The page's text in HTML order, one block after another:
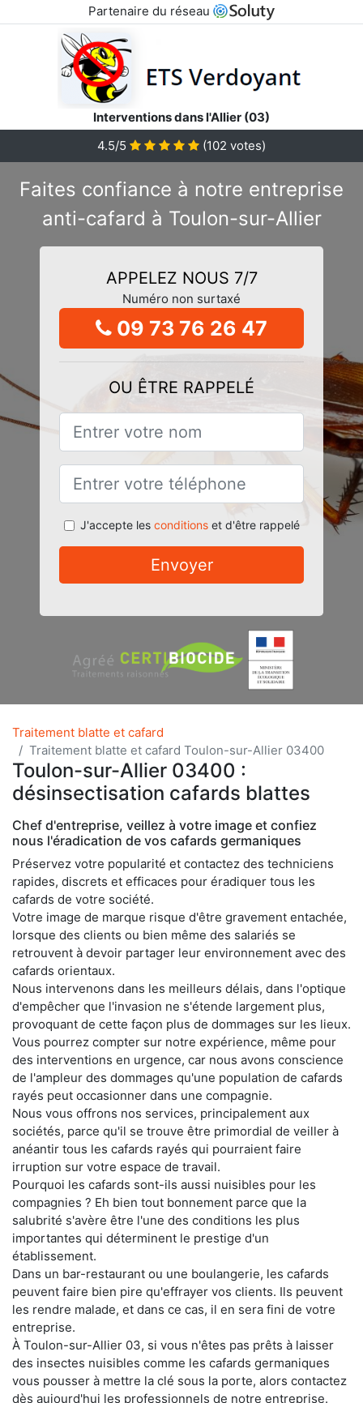
Partenaire du réseau
Interventions dans l'Allier (03)
4.5/5
(102 votes)
Faites confiance à notre entreprise
anti-cafard à Toulon-sur-Allier
APPELEZ NOUS 7/7
Numéro non surtaxé
09 73 76 26 47
OU ÊTRE RAPPELÉ
J'accepte les conditionset d'être rappelé
Envoyer
Traitement blatte et cafard
Traitement blatte et cafard Toulon-sur-Allier 03400
Toulon-sur-Allier 03400 :
désinsectisation cafards blattes
Chef d'entreprise, veillez à votre image et confiez
nous l'éradication de vos cafards germaniques
Préservez votre popularité et contactez des techniciens
rapides, discrets et efficaces pour éradiquer tous les
cafards de votre société.
Votre image de marque risque d'être gravement entachée,
lorsque des clients ou bien même des salariés se
retrouvent à devoir partager leur environnement avec des
cafards orientaux.
Nous intervenons dans les meilleurs délais, dans l'optique
d'empêcher que l'invasion ne s'étende largement plus,
provoquant de cette façon plus de dommages sur les lieux.
Vous pourrez compter sur notre expérience, même pour
des interventions en urgence, car nous avons conscience
de l'ampleur des dommages qu'une population de cafards
rayés peut occasionner dans une compagnie.
Nous vous offrons nos services, principalement aux
sociétés, parce qu'il se trouve être primordial de veiller à
anéantir tous les cafards rayés qui pourraient faire
irruption sur votre espace de travail.
Pourquoi les cafards sont-ils aussi nuisibles pour les
compagnies ? Eh bien tout bonnement parce que la
salubrité s'avère être l'une des conditions les plus
importantes qui déterminent le prestige d'un
établissement.
Dans un bar-restaurant ou une boulangerie, les cafards
peuvent faire bien pire qu'effrayer vos clients. Ils peuvent
les rendre malade, et dans ce cas, il en sera fini de votre
entreprise.
À Toulon-sur-Allier 03, si vous n'êtes pas prêts à laisser
des insectes nuisibles comme les cafards germaniques
vous pousser à mettre la clé sous la porte, alors contactez
dès aujourd'hui les professionnels de notre entreprise.